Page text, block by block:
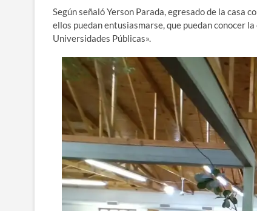
Según señaló Yerson Parada, egresado de la casa
ellos puedan entusiasmarse, que puedan conocer
Universidades Públicas».